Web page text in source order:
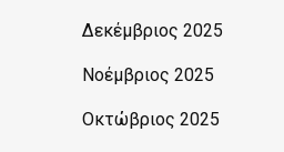
Δεκέμβριος 2025
Νοέμβριος 2025
Οκτώβριος 2025